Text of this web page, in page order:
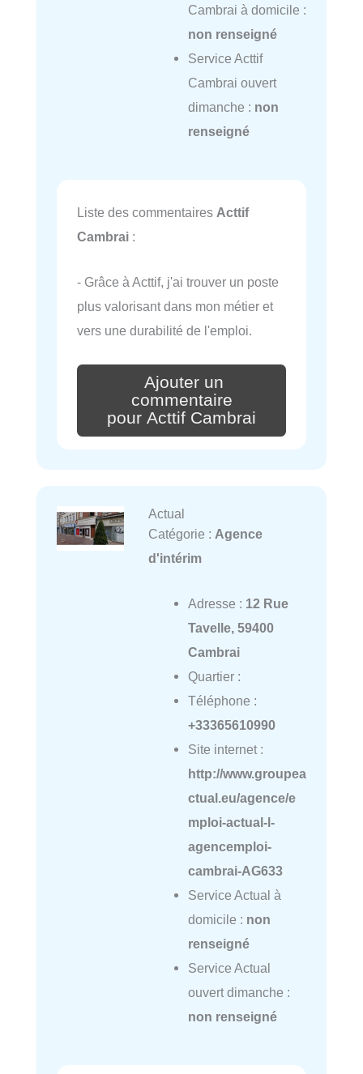
Cambrai à domicile :
non renseigné
Service Acttif
Cambrai ouvert
dimanche : non
renseigné
Liste des commentaires Acttif
Cambrai :
- Grâce à Acttif, j'ai trouver un poste
plus valorisant dans mon métier et
vers une durabilité de l'emploi.
Ajouter un
commentaire
pour Acttif Cambrai
Actual
Catégorie : Agence
d'intérim
Adresse : 12 Rue
Tavelle, 59400
Cambrai
Quartier :
Téléphone :
+33365610990
Site internet :
http://www.groupea
ctual.eu/agence/e
mploi-actual-l-
agencemploi-
cambrai-AG633
Service Actual à
domicile : non
renseigné
Service Actual
ouvert dimanche :
non renseigné